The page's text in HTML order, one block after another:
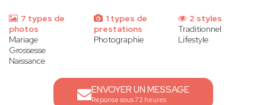
7 types de
photos
Mariage
Grossesse
Naissance
1 types de
prestations
Photographie
2 styles
Traditionnel
Lifestyle
ENVOYER UN MESSAGE
Réponse sous 72 heures